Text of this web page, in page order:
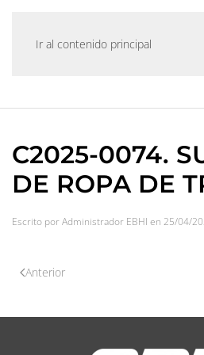
Ir al contenido principal
C2025-0074.
DE ROPA DE
Escrito porAdministrador EBHI en 25/04/
Anterior